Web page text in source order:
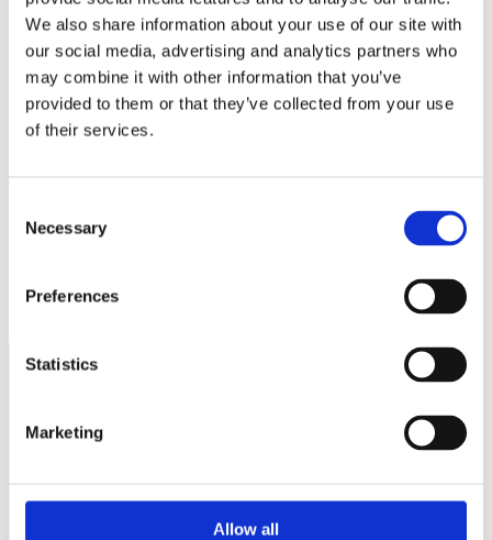
We also share information about your use of our site with
our social media, advertising and analytics partners who
may combine it with other information that you’ve
provided to them or that they’ve collected from your use
of their services.
Selection
Necessary
Preferences
Statistics
Marketing
Allow all
E-postadress*
Webbplats
Spara mitt namn, min e-postadress och webbplats i denna
webbläsare till nästa gång jag skriver en kommentar.
Småföretagarna – det hårt arbetande folket!
Försäkringar